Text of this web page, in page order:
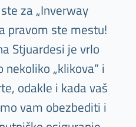
za „Inverway
pravom ste mestu!
Stjuardesi je vrlo
„klikova“ i
odakle i kada vaš
vam obezbediti i